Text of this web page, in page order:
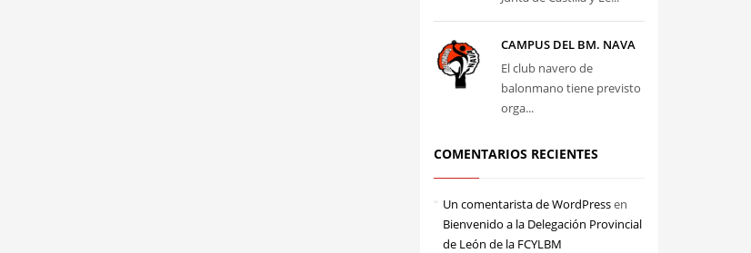
CAMPUS DEL BM. NAVA
El club navero de
balonmano tiene previsto
orga...
COMENTARIOS RECIENTES
Un comentarista de WordPressen
Bienvenido a la Delegación Provincial
de León de la FCYLBM